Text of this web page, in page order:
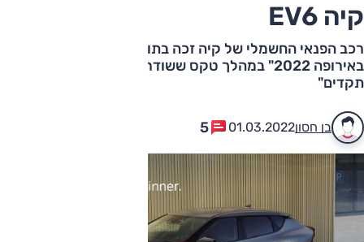
קיה EV6
רכב הפנאי החשמלי של קיה זכה בתואר "מכונית השנה
באירופה 2022" במהלך טקס ששודר באינטרנט. "ניצחון חסר
תקדים"
בן חסון01.03.2022
5